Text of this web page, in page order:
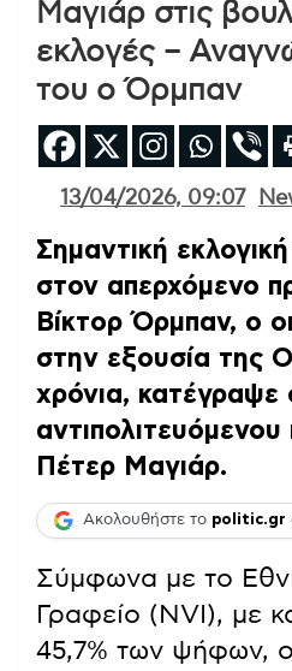
Μαγιάρ στις
εκλογές –
του ο Όρμπαν
13/04/2026, 09:07
Σημαντική
στον απερχόμενο
Βίκτορ Όρμπαν, ο
στην εξουσία της
χρόνια, κατέγραψε
Πέτερ Μαγιάρ.
Ακολουθήστε το politic.gr
Σύμφωνα με το
Γραφείο (NVI), με
45,7% των ψήφων,